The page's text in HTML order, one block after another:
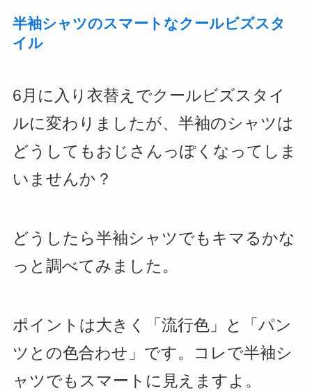
半袖シャツのスマートなクールビズスタ
イル
6月に入り衣替えでクールビズスタイ
ルに変わりましたが、半袖のシャツは
どうしてもおじさんっぽくなってしま
いませんか？
どうしたら半袖シャツでもキマるかな
っと調べてみました。
ポイントは大きく「流行色」と「パン
ツとの色合わせ」です。コレで半袖シ
ャツでもスマートに見えますよ。